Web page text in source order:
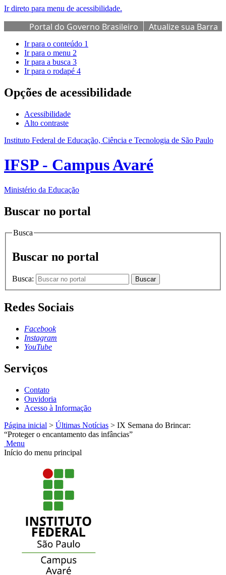
Ir direto para menu de acessibilidade.
Portal do Governo Brasileiro
Atualize sua Barra
de Governo
Ir para o conteúdo 1
Ir para o menu 2
Ir para a busca 3
Ir para o rodapé 4
Opções de acessibilidade
Acessibilidade
Alto contraste
Instituto Federal de Educação, Ciência e Tecnologia de São Paulo
IFSP - Campus Avaré
Ministério da Educação
Buscar no portal
Busca
Buscar no portal
Busca: Buscar
Redes Sociais
Facebook
Instagram
YouTube
Serviços
Contato
Ouvidoria
Acesso à Informação
Página inicial > Últimas Notícias > IX Semana do Brincar:
“Proteger o encantamento das infâncias”
Menu
Início do menu principal